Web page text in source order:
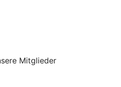
Mitglieder